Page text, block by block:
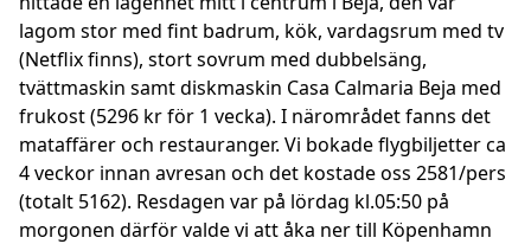
lagom stor med fint badrum, kök, vardagsrum med tv
(Netflix finns), stort sovrum med dubbelsäng,
tvättmaskin samt diskmaskin Casa Calmaria Beja med
frukost (5296 kr för 1 vecka). I närområdet fanns det
mataffärer och restauranger. Vi bokade flygbiljetter ca
4 veckor innan avresan och det kostade oss 2581/pers
(totalt 5162). Resdagen var på lördag kl.05:50 på
morgonen därför valde vi att åka ner till Köpenhamn